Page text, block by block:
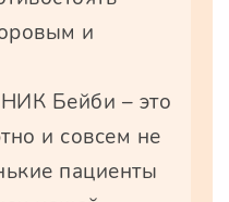
и
Бейби – это
и совсем не
пациенты